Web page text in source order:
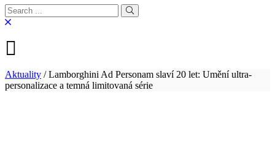
Aktuality /Lamborghini Ad Personam slaví 20 let: Umění ultra-
personalizace a temná limitovaná série